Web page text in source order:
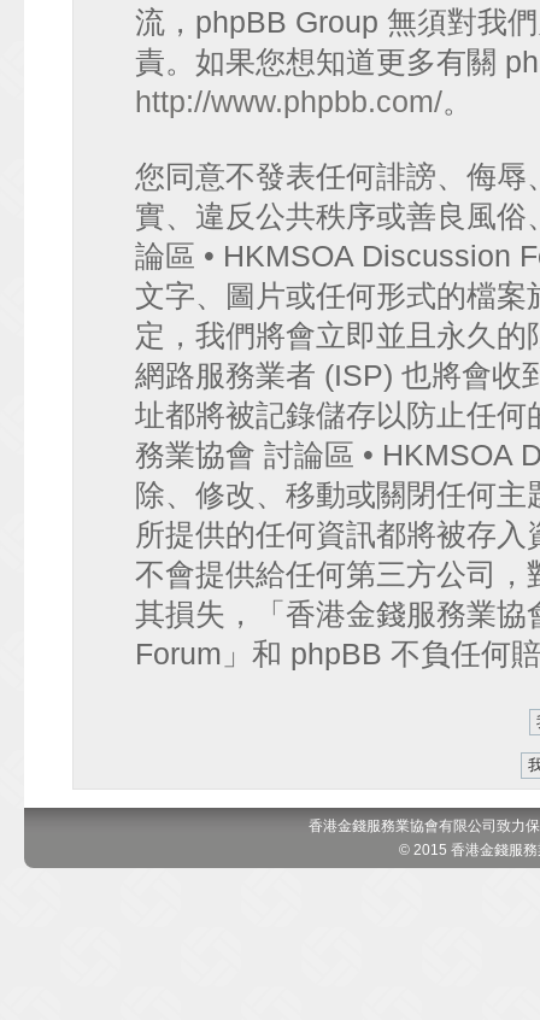
流，phpBB Group 無須對我
責。如果您想知道更多有關
http://www.phpbb.com/。
您同意不發表任何誹謗、侮
實、違反公共秩序或善良風
論區 • HKMSOA Discussion
文字、圖片或任何形式的檔
定，我們將會立即並且永久
網路服務業者 (ISP) 也將會收
址都將被記錄儲存以防止任
務業協會 討論區 • HKMSOA
除、修改、移動或關閉任何
所提供的任何資訊都將被存
不會提供給任何第三方公司
其損失，「香港金錢服務業
Forum」和 phpBB 不負任何
香港金錢服務業協會有限公司致力
© 2015 香港金錢服